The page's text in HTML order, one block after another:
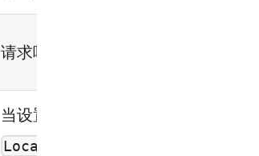
请求响应码
当设置为
Location